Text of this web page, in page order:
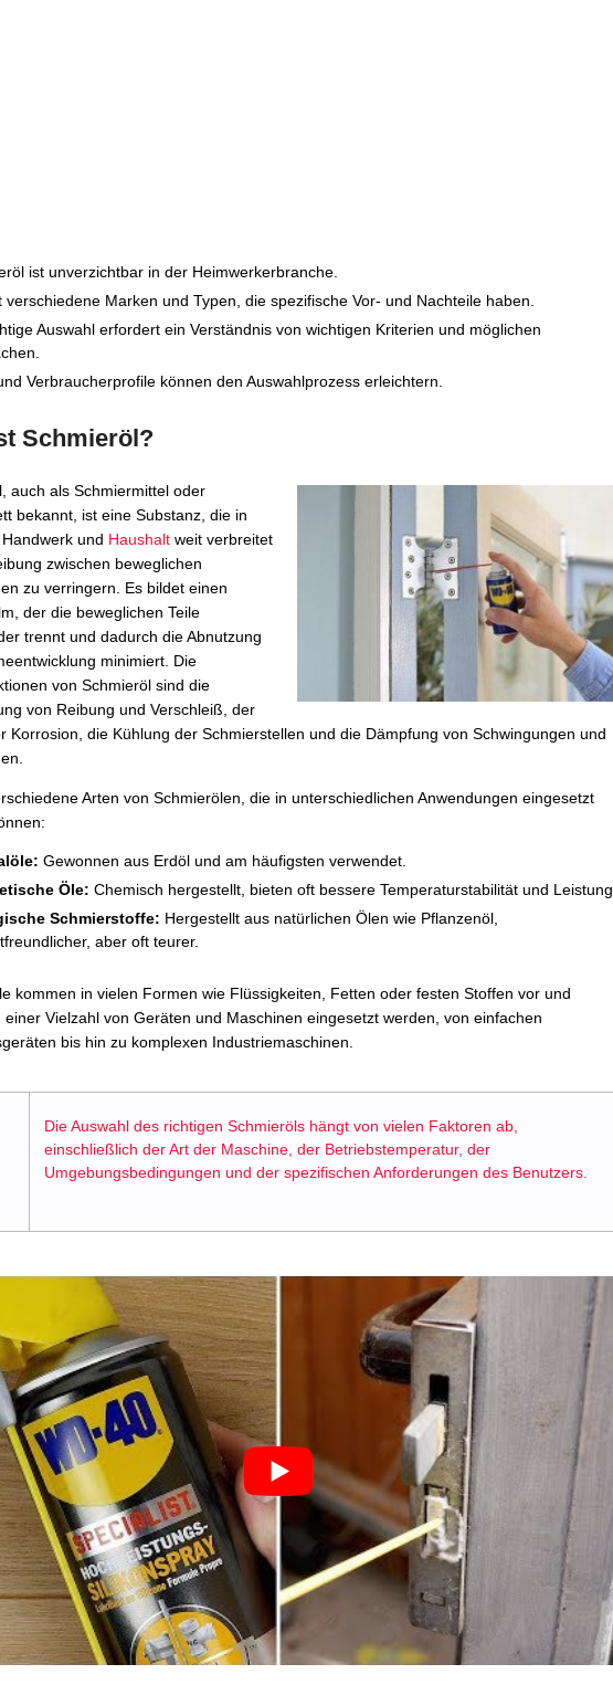
ist unverzichtbar in der Heimwerkerbranche.
verschiedene Marken und Typen, die spezifische Vor- und Nachteile haben.
Auswahl erfordert ein Verständnis von wichtigen Kriterien und möglichen
Verbraucherprofile können den Auswahlprozess erleichtern.
Schmieröl?
auch als Schmiermittel oder
bekannt, ist eine Substanz, die in
und Haushalt weit verbreitet
zwischen beweglichen
zu verringern. Es bildet einen
der die beweglichen Teile
trennt und dadurch die Abnutzung
minimiert. Die
von Schmieröl sind die
von Reibung und Verschleiß, der
Korrosion, die Kühlung der Schmierstellen und die Dämpfung von Schwingungen und
Arten von Schmierölen, die in unterschiedlichen Anwendungen eingesetzt
Gewonnen aus Erdöl und am häufigsten verwendet.
Öle: Chemisch hergestellt, bieten oft bessere Temperaturstabilität und Leistung.
Schmierstoffe: Hergestellt aus natürlichen Ölen wie Pflanzenöl,
aber oft teurer.
kommen in vielen Formen wie Flüssigkeiten, Fetten oder festen Stoffen vor und
einer Vielzahl von Geräten und Maschinen eingesetzt werden, von einfachen
bis hin zu komplexen Industriemaschinen.
Die Auswahl des richtigen Schmieröls hängt von vielen Faktoren ab,
einschließlich der Art der Maschine, der Betriebstemperatur, der
Umgebungsbedingungen und der spezifischen Anforderungen des Benutzers.